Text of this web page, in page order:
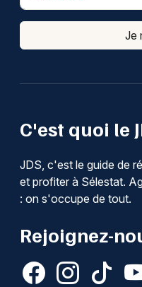
C'est quoi le
JDS, c'est le guide de
et profiter à Sélestat.
: on s'occupe de tout.
Rejoignez-
Je